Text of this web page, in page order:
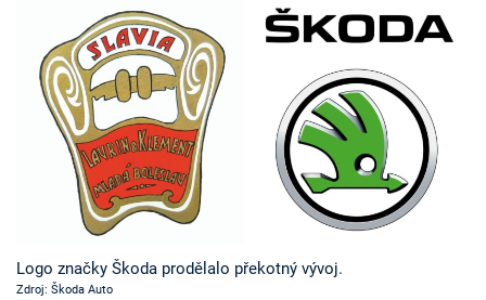
Témata
Pořady
TV Program
Časopis
Sledujte prima+
Logo značky Škoda prodělalo překotný vývoj.
Zdroj: Škoda Auto